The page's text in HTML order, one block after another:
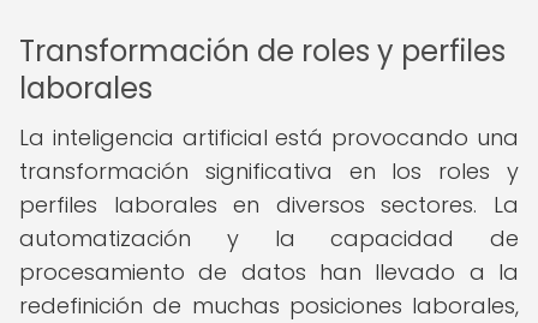
Transformación de roles y perfiles
laborales
La inteligencia artificial está provocando una
transformación significativa en los roles y
perfiles laborales en diversos sectores. La
automatización y la capacidad de
procesamiento de datos han llevado a la
redefinición de muchas posiciones laborales,